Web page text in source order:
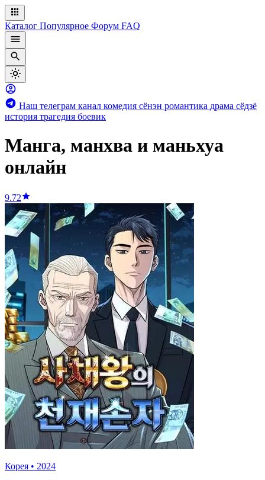
Каталог Популярное Форум FAQ
Наш телеграм канал комедия сёнэн романтика драма сёдзё
история трагедия боевик
Манга, манхва и маньхуа
онлайн
9.72
Корея • 2024